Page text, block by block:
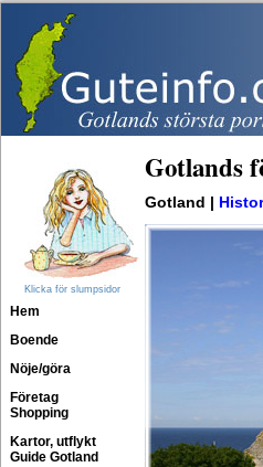
Klicka för slumpsidor
Hem
Boende
Nöje/göra
Företag
Shopping
Kartor, utflykt
Guide Gotland
Gotlands
Gotland |